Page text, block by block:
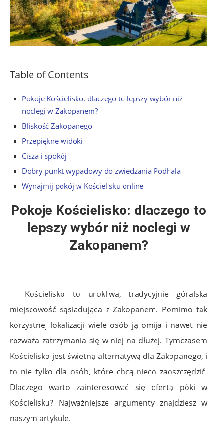
Table of Contents
Pokoje Kościelisko: dlaczego to lepszy wybór niż
noclegi w Zakopanem?
Bliskość Zakopanego
Przepiękne widoki
Cisza i spokój
Dobry punkt wypadowy do zwiedzania Podhala
Wynajmij pokój w Kościelisku online
Pokoje Kościelisko: dlaczego to
lepszy wybór niż noclegi w
Zakopanem?
Kościelisko to urokliwa, tradycyjnie góralska
miejscowość sąsiadująca z Zakopanem. Pomimo tak
korzystnej lokalizacji wiele osób ją omija i nawet nie
rozważa zatrzymania się w niej na dłużej. Tymczasem
Kościelisko jest świetną alternatywą dla Zakopanego, i
to nie tylko dla osób, które chcą nieco zaoszczędzić.
Dlaczego warto zainteresować się ofertą póki w
Kościelisku? Najważniejsze argumenty znajdziesz w
naszym artykule.